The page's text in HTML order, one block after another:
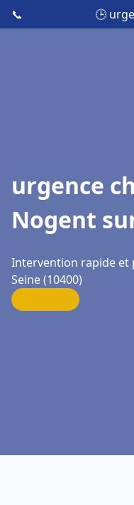
📞 🕒
urgence
Nogent
Intervention rapide et
Seine (10400)